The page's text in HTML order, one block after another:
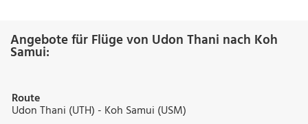
Angebote für Flüge von Udon Thani nach Koh
Samui:
Route
Udon Thani (UTH) - Koh Samui (USM)